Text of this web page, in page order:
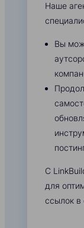
Наше
Вы
С
для
ссылок в